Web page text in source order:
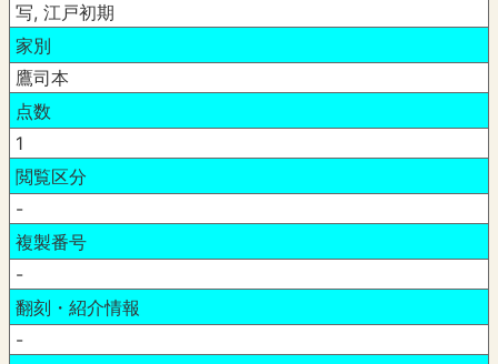
写, 江戸初期
家別
鷹司本
点数
1
閲覧区分
-
複製番号
-
翻刻・紹介情報
-